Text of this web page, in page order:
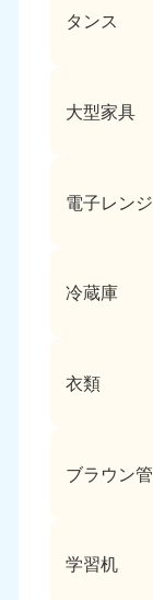
タンス
大型家具
電子レンジ
冷蔵庫
衣類
ブラウン管
学習机